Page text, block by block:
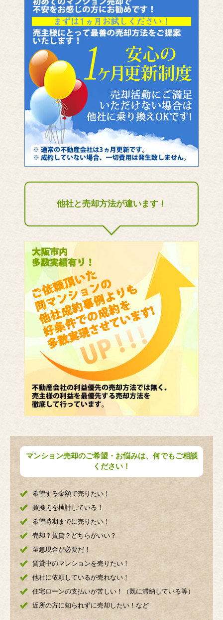
他社と売却方法が違います！
マンション売却のご希望・お悩みは、何でもご相談
ください！
希望する金額で売りたい！
買換えを検討している！
希望時期までに売りたい！
売却？賃貸？どちらがいい？
至急現金が必要だ！
賃貸中のマンションを売りたい！
他社に依頼しているが売れない！
住宅ローンの支払いが苦しい！（既に滞納している等）
近所の方に知られずに売却したい！など